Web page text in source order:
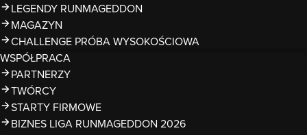
LEGENDY RUNMAGEDDON
MAGAZYN
CHALLENGE PRÓBA WYSOKOŚCIOWA
WSPÓŁPRACA
PARTNERZY
TWÓRCY
STARTY FIRMOWE
BIZNES LIGA RUNMAGEDDON 2026